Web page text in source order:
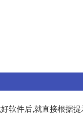
软件后,就直接根据